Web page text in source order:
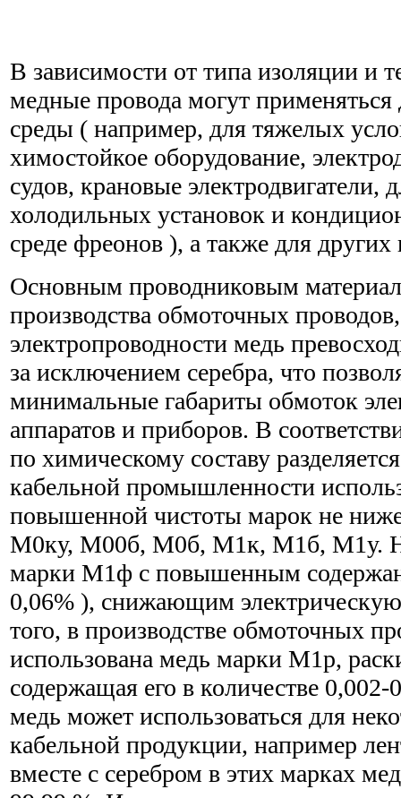
В зависимости от типа изоляции и
медные провода могут
среды ( например, для тяжелых
химостойкое оборудование,
судов, крановые электродвигатели,
холодильных установок и
среде фреонов ), а также для других
Основным проводниковым
производства обмоточных
электропроводности медь
за исключением серебра, что
минимальные габариты обмоток
аппаратов и приборов. В
по химическому составу
кабельной промышленности
повышенной чистоты марок не
М0ку, М00б, М0б, М1к, М1б, М1у.
марки М1ф с повышенным
0,06% ), снижающим
того, в производстве обмоточных
использована медь марки М1р,
содержащая его в количестве 0,002-
медь может использоваться для
кабельной продукции, например
вместе с серебром в этих марках